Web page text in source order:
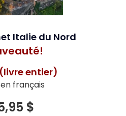
Italie du Nord
entier)
français
$